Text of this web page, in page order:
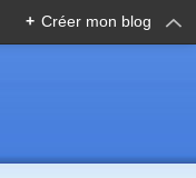
+ Créer mon blog